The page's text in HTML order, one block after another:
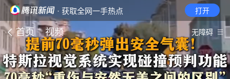
· 获取全网一手热点 打开
首页 视频 无障碍